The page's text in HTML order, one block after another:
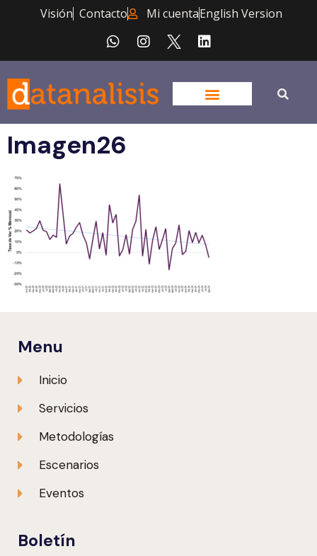
Visión Contacto Mi cuentaEnglish Version
Imagen26
Menu
Inicio
Servicios
Metodologías
Escenarios
Eventos
Boletín